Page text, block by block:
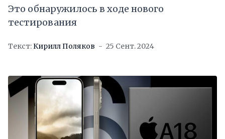
Это обнаружилось в ходе нового
тестирования
Текст: Кирилл Поляков 25 Сент. 2024